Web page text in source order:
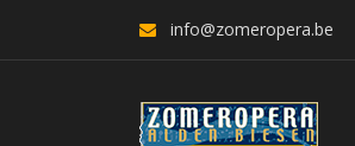
info@zomeropera.be